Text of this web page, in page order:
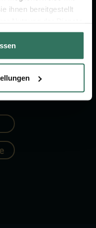
ihnen bereitgestellt